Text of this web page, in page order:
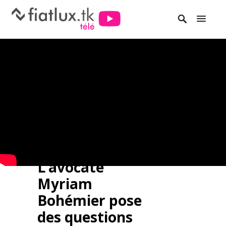
L’avocate
Myriam
Bohémier pose
des questions